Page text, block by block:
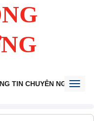
TIN CHUYÊN NGÀNH